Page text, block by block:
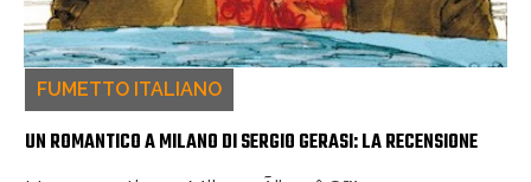
FUMETTO ITALIANO
UN ROMANTICO A MILANO DI SERGIO GERASI: LA RECENSIONE